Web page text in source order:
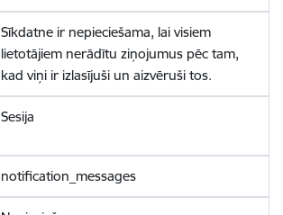
Sīkdatne ir nepieciešama, lai visiem
lietotājiem nerādītu ziņojumus pēc tam,
kad viņi ir izlasījuši un aizvēruši tos.
Sesija
notification_messages